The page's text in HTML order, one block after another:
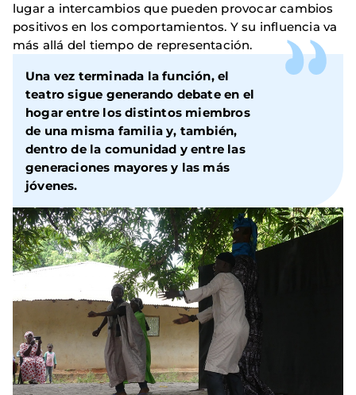
lugar a intercambios que pueden provocar cambios
positivos en los comportamientos. Y su influencia va
más allá del tiempo de representación.
Una vez terminada la función, el
teatro sigue generando debate en el
hogar entre los distintos miembros
de una misma familia y, también,
dentro de la comunidad y entre las
generaciones mayores y las más
jóvenes.